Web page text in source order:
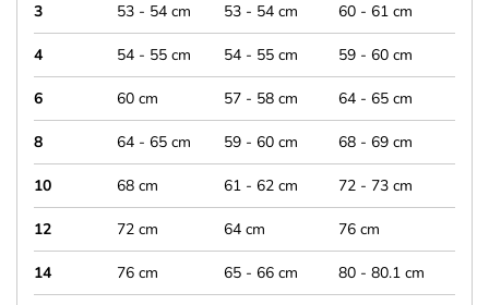
3 53 - 54 cm 53 - 54 cm 60 - 61 cm
4 54 - 55 cm 54 - 55 cm 59 - 60 cm
6 60 cm 57 - 58 cm 64 - 65 cm
8 64 - 65 cm 59 - 60 cm 68 - 69 cm
10 68 cm 61 - 62 cm 72 - 73 cm
12 72 cm 64 cm 76 cm
14 76 cm 65 - 66 cm 80 - 80.1 cm